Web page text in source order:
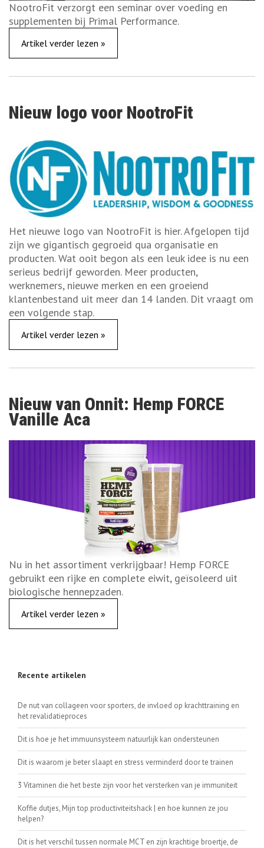
NootroFit verzorgt een seminar over voeding en
supplementen bij Primal Performance.
Artikel verder lezen »
Nieuw logo voor NootroFit
Het nieuwe logo van NootroFit is hier. Afgelopen tijd
zijn we gigantisch gegroeid qua organisatie en
producten. Wat ooit begon als een leuk idee is nu een
serieus bedrijf geworden. Meer producten,
werknemers, nieuwe merken en een groeiend
klantenbestand uit meer dan 14 landen. Dit vraagt om
een volgende stap.
Artikel verder lezen »
Nieuw van Onnit: Hemp FORCE
Vanille Aca
Nu in het assortiment verkrijgbaar! Hemp FORCE
gebruikt een rijke en complete eiwit, geïsoleerd uit
biologische hennepzaden.
Artikel verder lezen »
Recente artikelen
De nut van collageen voor sporters, de invloed op krachttraining en
het revalidatieproces
Dit is hoe je het immuunsysteem natuurlijk kan ondersteunen
Dit is waarom je beter slaapt en stress verminderd door te trainen
3 Vitaminen die het beste zijn voor het versterken van je immuniteit
Koffie dutjes, Mijn top productiviteitshack | en hoe kunnen ze jou
helpen?
Dit is het verschil tussen normale MCT en zijn krachtige broertje, de